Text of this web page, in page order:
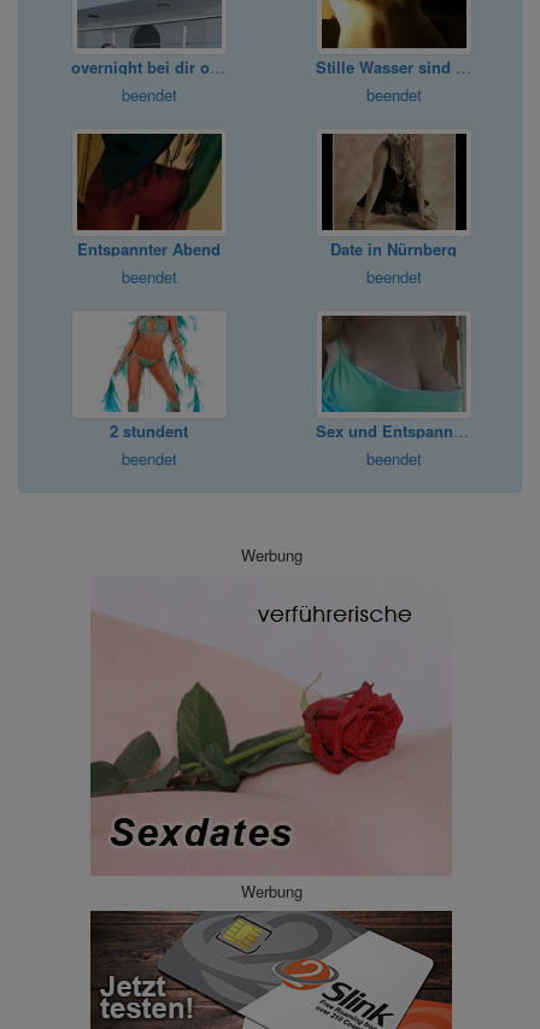
overnight bei dir oder Hotel
beendet
Stille Wasser sind tief...
beendet
Entspannter Abend
beendet
Date in Nürnberg
beendet
2 stundent
beendet
Sex und Entspannung.
beendet
Werbung
Werbung